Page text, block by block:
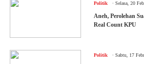
Politik Selasa, 20
Aneh, Perolehan
Real Count KPU
Politik Sabtu, 17